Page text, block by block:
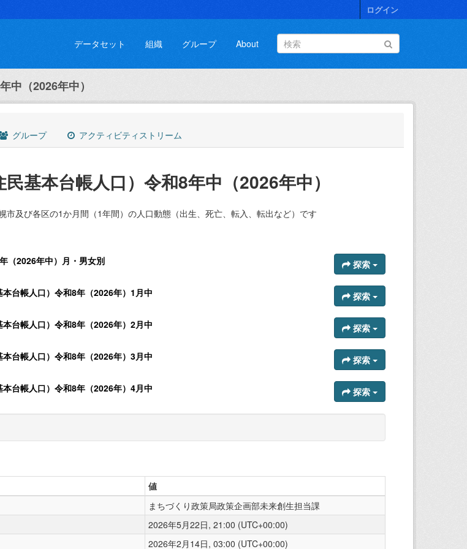
ログイン
データセット 組織 グループ About
中（2026年中）
グループ アクティビティストリーム
基本台帳人口）令和8年中（2026年中）
市及び各区の1か月間（1年間）の人口動態（出生、死亡、転入、転出など）です
（2026年中）月・男女別 探索
本台帳人口）令和8年（2026年）1月中 探索
本台帳人口）令和8年（2026年）2月中 探索
本台帳人口）令和8年（2026年）3月中 探索
本台帳人口）令和8年（2026年）4月中 探索
値
まちづくり政策局政策企画部未来創生担当課
2026年5月22日, 21:00 (UTC+00:00)
2026年2月14日, 03:00 (UTC+00:00)